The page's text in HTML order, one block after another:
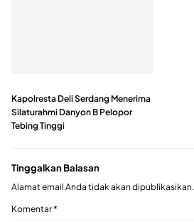
Kapolresta Deli Serdang Menerima
Silaturahmi Danyon B Pelopor
Tebing Tinggi
Tinggalkan Balasan
Alamat email Anda tidak akan dipublikasikan.
Komentar*